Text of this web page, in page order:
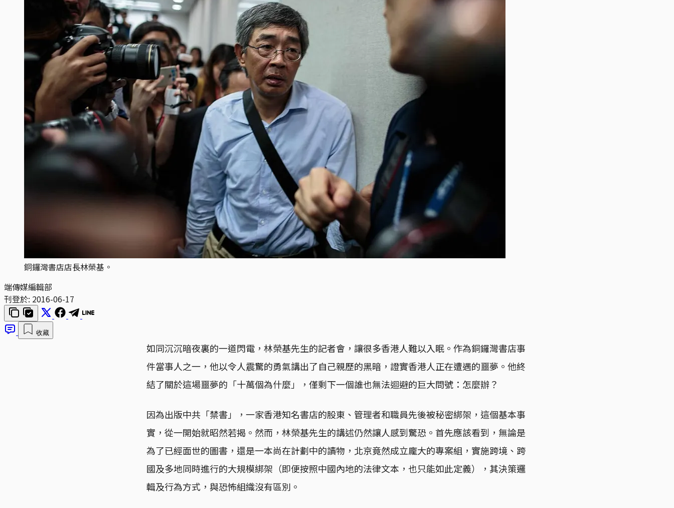
銅鑼灣書店店長林榮基。
端傳媒編輯部
刊登於: 2016-06-17
收藏
如同沉沉暗夜裏的一道閃電，林榮基先生的記者會，讓很多香港人難以入眠。作為銅鑼灣書店事
件當事人之一，他以令人震驚的勇氣講出了自己親歷的黑暗，證實香港人正在遭遇的噩夢。他終
結了關於這場噩夢的「十萬個為什麼」，僅剩下一個誰也無法迴避的巨大問號：怎麼辦？
因為出版中共「禁書」，一家香港知名書店的股東、管理者和職員先後被秘密綁架，這個基本事
實，從一開始就昭然若揭。然而，林榮基先生的講述仍然讓人感到驚恐。首先應該看到，無論是
為了已經面世的圖書，還是一本尚在計劃中的讀物，北京竟然成立龐大的專案組，實施跨境、跨
國及多地同時進行的大規模綁架（即便按照中國內地的法律文本，也只能如此定義），其決策邏
輯及行為方式，與恐怖組織沒有區別。